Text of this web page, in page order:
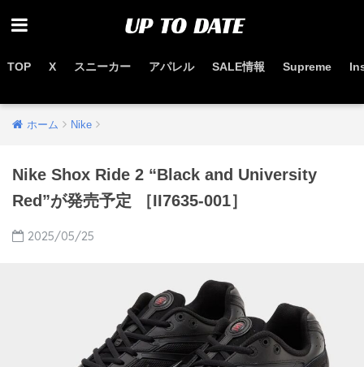
TOP X スニーカー アパレル SALE情報 Supreme
ホーム Nike
Nike Shox Ride 2 “Black and University
Red”が発売予定 ［II7635-001］
2025/05/25